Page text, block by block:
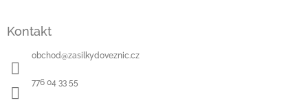
Kontakt
obchod@zasilkydoveznic.cz
776 04 33 55